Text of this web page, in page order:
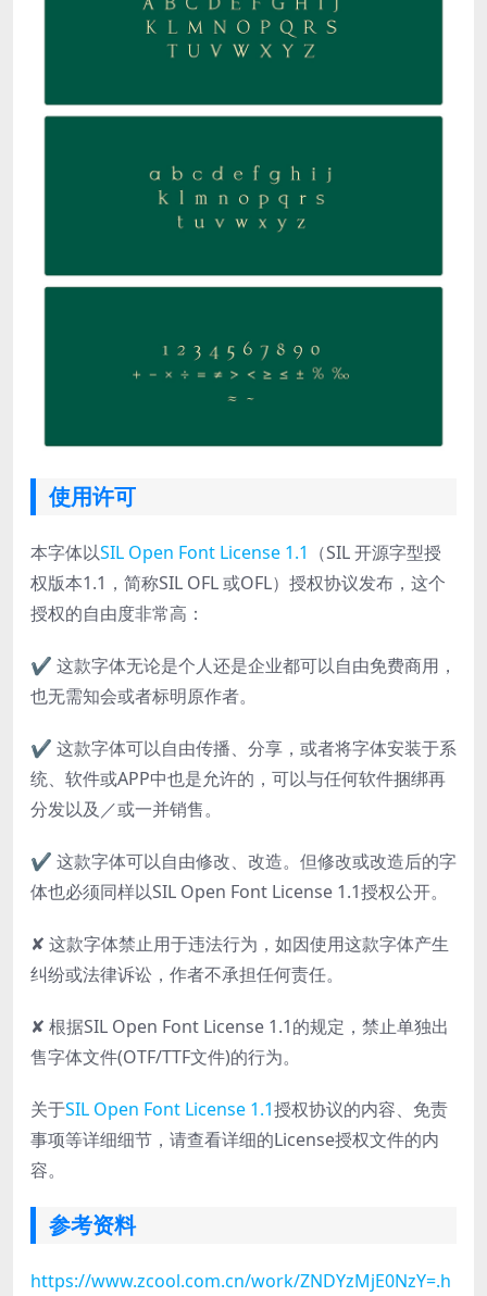
使用许可
本字体以SIL Open Font License 1.1 （SIL 开源字型授
权版本1.1，简称SIL OFL 或OFL）授权协议发布，这个
授权的自由度非常高：
✔ 这款字体无论是个人还是企业都可以自由免费商用，
也无需知会或者标明原作者。
✔ 这款字体可以自由传播、分享，或者将字体安装于系
统、软件或APP中也是允许的，可以与任何软件捆绑再
分发以及／或一并销售。
✔ 这款字体可以自由修改、改造。但修改或改造后的字
体也必须同样以SIL Open Font License 1.1授权公开。
✘ 这款字体禁止用于违法行为，如因使用这款字体产生
纠纷或法律诉讼，作者不承担任何责任。
✘ 根据SIL Open Font License 1.1的规定，禁止单独出
售字体文件(OTF/TTF文件)的行为。
关于SIL Open Font License 1.1授权协议的内容、免责
事项等详细细节，请查看详细的License授权文件的内
容。
参考资料
https://www.zcool.com.cn/work/ZNDYzMjE0NzY=.h